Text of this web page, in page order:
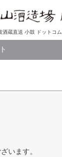
酒蔵直送 小鼓 ドットコム
います。